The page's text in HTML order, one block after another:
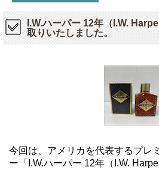
I.W.ハーパー 12年（I.W.
取りいたしました。
今回は、アメリカを代表するプレ
ー「I.W.ハーパー 12年（I.W.